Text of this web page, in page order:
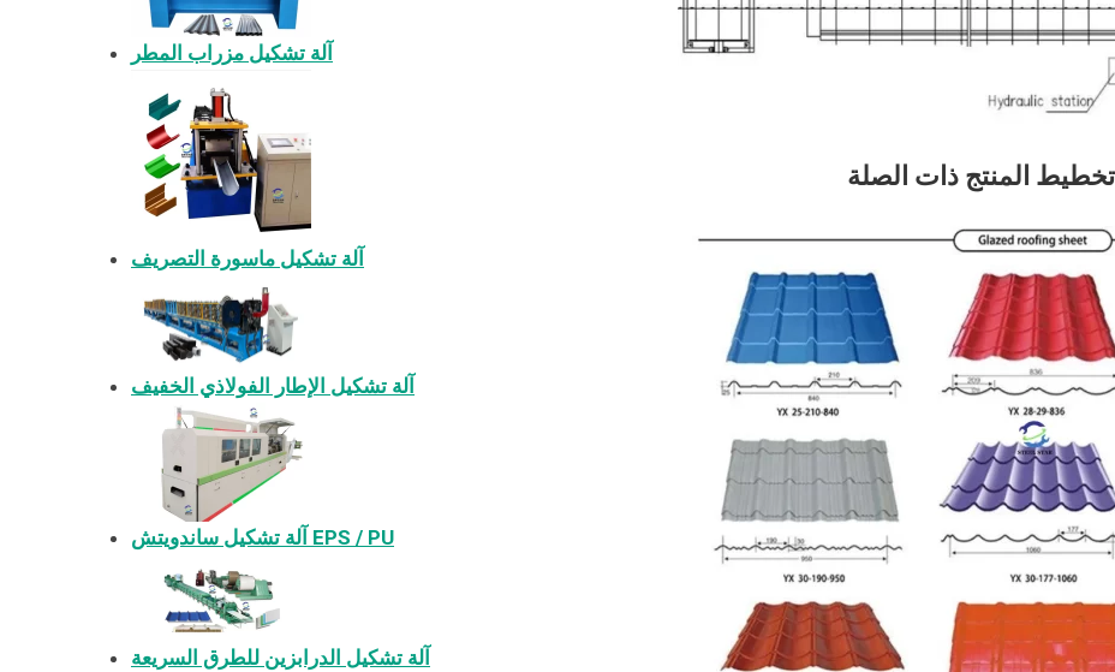
المنتج ذات الصلة
آلة تشكيل مزراب المطر
آلة تشكيل ماسورة التصريف
آلة تشكيل الإطار الفولاذي الخفيف
آلة تشكيل ساندويتش EPS / PU
آلة تشكيل الدرابزين للطرق السريعة